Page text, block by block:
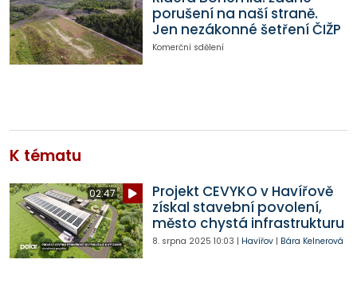
porušení na naší straně.
Jen nezákonné šetření ČIŽP
Komerční sdělení
K tématu
02:47
Projekt CEVYKO v Havířově
získal stavební povolení,
město chystá infrastrukturu
8. srpna 2025 10:03 | Havířov| Bára Kelnerová